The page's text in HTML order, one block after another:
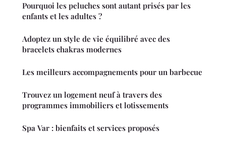
Pourquoi les peluches sont autant prisés par les
enfants et les adultes ?
Adoptez un style de vie équilibré avec des
bracelets chakras modernes
Les meilleurs accompagnements pour un barbecue
Trouvez un logement neuf à travers des
programmes immobiliers et lotissements
Spa Var : bienfaits et services proposés